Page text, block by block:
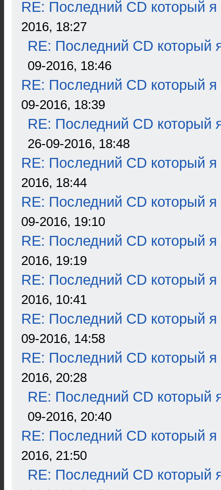
RE: Последний CD который я
2016, 18:27
RE: Последний CD который
09-2016, 18:46
RE: Последний CD который я
09-2016, 18:39
RE: Последний CD который
26-09-2016, 18:48
RE: Последний CD который я
2016, 18:44
RE: Последний CD который я
09-2016, 19:10
RE: Последний CD который я
2016, 19:19
RE: Последний CD который я
2016, 10:41
RE: Последний CD который я
09-2016, 14:58
RE: Последний CD который я
2016, 20:28
RE: Последний CD который
09-2016, 20:40
RE: Последний CD который я
2016, 21:50
RE: Последний CD который